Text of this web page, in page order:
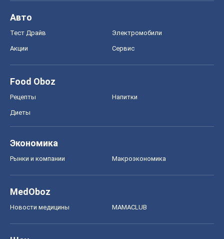
Авто
Тест Драйв Электромобили
Акции Сервис
Food Oboz
Рецепты Напитки
Диеты
Экономика
Рынки и компании Mакроэкономика
MedOboz
Новости медицины MAMACLUB